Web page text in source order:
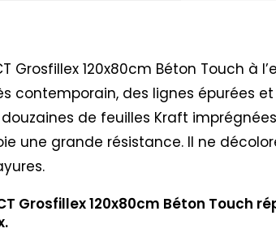
Grosfillex 120x80cm Béton Touch
contemporain, des lignes épurées
de feuilles Kraft
une grande résistance. Il ne
Grosfillex 120x80cm Béton